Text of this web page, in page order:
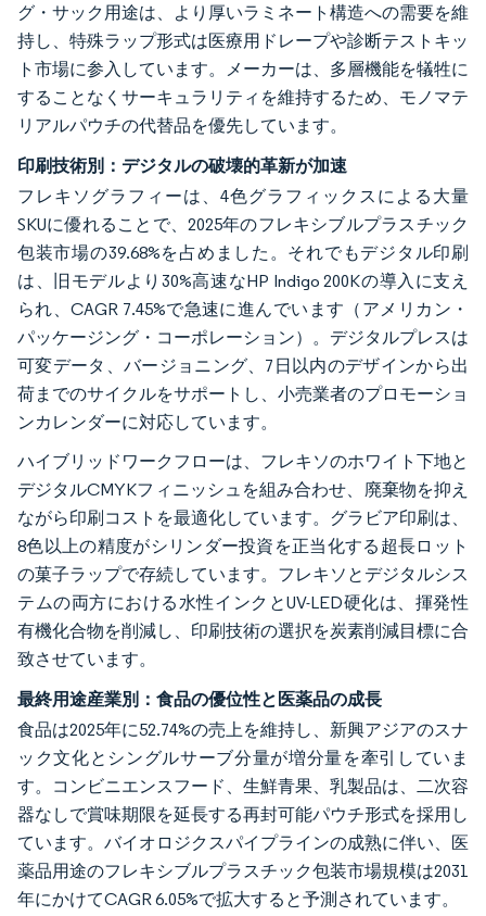
グ・サック用途は、より厚いラミネート構造への需要を維
持し、特殊ラップ形式は医療用ドレープや診断テストキッ
ト市場に参入しています。メーカーは、多層機能を犠牲に
することなくサーキュラリティを維持するため、モノマテ
リアルパウチの代替品を優先しています。
印刷技術別：デジタルの破壊的革新が加速
フレキソグラフィーは、4色グラフィックスによる大量
SKUに優れることで、2025年のフレキシブルプラスチック
包装市場の39.68%を占めました。それでもデジタル印刷
は、旧モデルより30%高速なHP Indigo 200Kの導入に支え
られ、CAGR 7.45%で急速に進んでいます（アメリカン・
パッケージング・コーポレーション）。デジタルプレスは
可変データ、バージョニング、7日以内のデザインから出
荷までのサイクルをサポートし、小売業者のプロモーショ
ンカレンダーに対応しています。
ハイブリッドワークフローは、フレキソのホワイト下地と
デジタルCMYKフィニッシュを組み合わせ、廃棄物を抑え
ながら印刷コストを最適化しています。グラビア印刷は、
8色以上の精度がシリンダー投資を正当化する超長ロット
の菓子ラップで存続しています。フレキソとデジタルシス
テムの両方における水性インクとUV-LED硬化は、揮発性
有機化合物を削減し、印刷技術の選択を炭素削減目標に合
致させています。
最終用途産業別：食品の優位性と医薬品の成長
食品は2025年に52.74%の売上を維持し、新興アジアのスナ
ック文化とシングルサーブ分量が増分量を牽引していま
す。コンビニエンスフード、生鮮青果、乳製品は、二次容
器なしで賞味期限を延長する再封可能パウチ形式を採用し
ています。バイオロジクスパイプラインの成熟に伴い、医
薬品用途のフレキシブルプラスチック包装市場規模は2031
年にかけてCAGR 6.05%で拡大すると予測されています。